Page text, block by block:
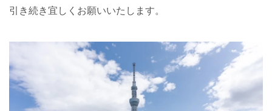
引き続き宜しくお願いいたします。